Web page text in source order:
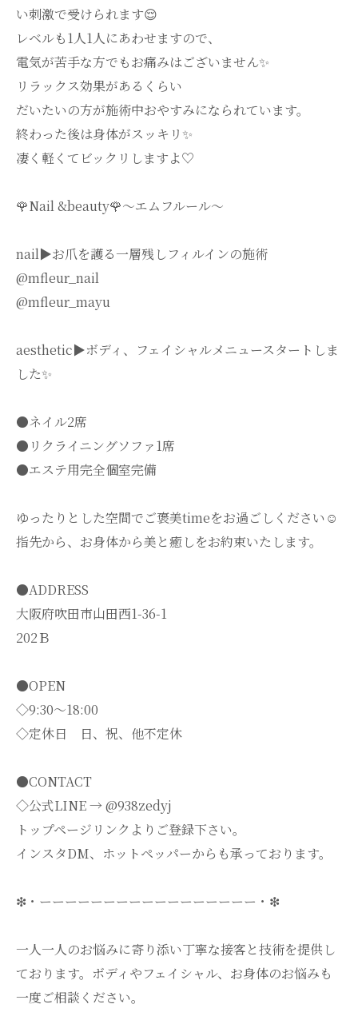
い刺激で受けられます😌
レベルも1人1人にあわせますので、
電気が苦手な方でもお痛みはございません✨
リラックス効果があるくらい
だいたいの方が施術中おやすみになられています。
終わった後は身体がスッキリ✨
凄く軽くてビックリしますよ♡
🌹Nail &beauty🌹〜エムフルール〜
nail▶︎お爪を護る一層残しフィルインの施術
@mfleur_nail
@mfleur_mayu
aesthetic▶︎ボディ、フェイシャルメニュースタートしま
した✨
●ネイル2席
●リクライニングソファ1席
●エステ用完全個室完備
ゆったりとした空間でご褒美timeをお過ごしください☺️
指先から、お身体から美と癒しをお約束いたします。
●ADDRESS
大阪府吹田市山田西1-36-1
202Ｂ
●OPEN
◇9:30～18:00
◇定休日 日、祝、他不定休
●CONTACT
◇公式LINE → @938zedyj
トップページリンクよりご登録下さい。
インスタDM、ホットペッパーからも承っております。
❇・ーーーーーーーーーーーーーーーーー・❇
一人一人のお悩みに寄り添い丁寧な接客と技術を提供し
ております。ボディやフェイシャル、お身体のお悩みも
一度ご相談ください。